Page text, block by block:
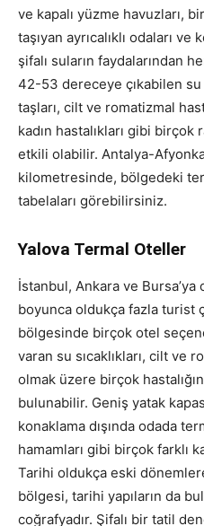
ve kapalı yüzme havuzları,
taşıyan ayrıcalıklı odaları
şifalı suların faydalarından
42-53 dereceye çıkabilen su
taşları, cilt ve romatizmal
kadın hastalıkları gibi birçok
etkili olabilir. Antalya-
kilometresinde, bölgedeki
tabelaları görebilirsiniz.
Yalova Termal Oteller
İstanbul, Ankara ve Bursa’ya
boyunca oldukça fazla turist
bölgesinde birçok otel
varan su sıcaklıkları, cilt ve
olmak üzere birçok
bulunabilir. Geniş yatak
konaklama dışında odada
hamamları gibi birçok farklı
Tarihi oldukça eski
bölgesi, tarihi yapıların da
coğrafyadır. Şifalı bir tatil